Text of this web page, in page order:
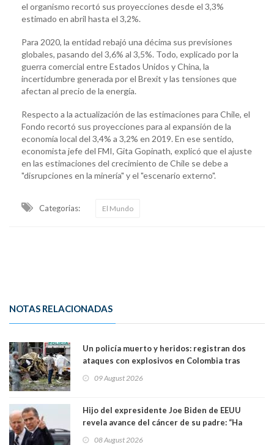
el organismo recortó sus proyecciones desde el 3,3%
estimado en abril hasta el 3,2%.
Para 2020, la entidad rebajó una décima sus previsiones
globales, pasando del 3,6% al 3,5%. Todo, explicado por la
guerra comercial entre Estados Unidos y China, la
incertidumbre generada por el Brexit y las tensiones que
afectan al precio de la energía.
Respecto a la actualización de las estimaciones para Chile, el
Fondo recortó sus proyecciones para al expansión de la
economía local del 3,4% a 3,2% en 2019. En ese sentido,
economista jefe del FMI, Gita Gopinath, explicó que el ajuste
en las estimaciones del crecimiento de Chile se debe a
"disrupciones en la minería" y el "escenario externo".
Categorias: El Mundo
NOTAS RELACIONADAS
Un policía muerto y heridos: registran dos
ataques con explosivos en Colombia tras
09 August 2026
Hijo del expresidente Joe Biden de EEUU
revela avance del cáncer de su padre: “Ha
08 August 2026